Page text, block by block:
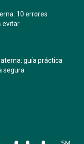
10 errores
evitar
guía práctica
segura